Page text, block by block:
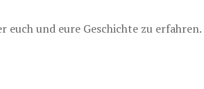
euch und eure Geschichte zu erfahren.